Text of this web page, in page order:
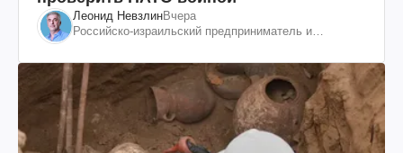
Леонид НевзлинВчера
Российско-израильский предприниматель и
"ЮКОСа"